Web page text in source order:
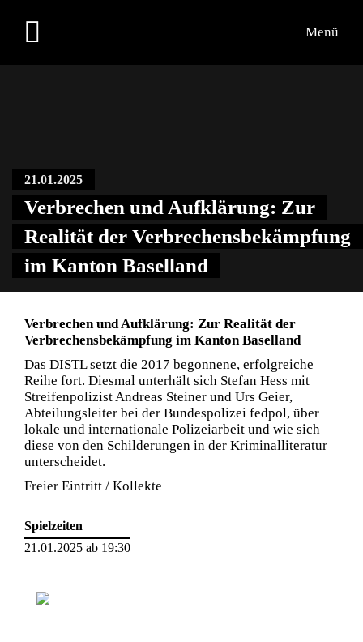
Medien
Kontakt
Menü
21.01.2025
Verbrechen und Aufklärung: Zur
Realität der Verbrechensbekämpfung
im Kanton Baselland
Verbrechen und Aufklärung: Zur Realität der
Verbrechensbekämpfung im Kanton Baselland
Das DISTL setzt die 2017 begonnene, erfolgreiche
Reihe fort. Diesmal unterhält sich Stefan Hess mit
Streifenpolizist Andreas Steiner und Urs Geier,
Abteilungsleiter bei der Bundespolizei fedpol, über
lokale und internationale Polizeiarbeit und wie sich
diese von den Schilderungen in der Kriminalliteratur
unterscheidet.
Freier Eintritt / Kollekte
Spielzeiten
21.01.2025 ab 19:30